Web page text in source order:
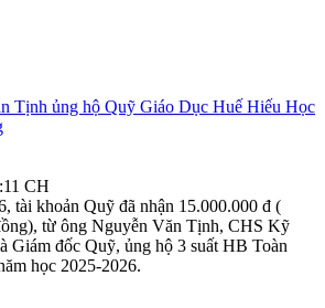
Tịnh ủng hộ Quỹ Giáo Dục Huế Hiếu Học
CH
tài khoản Quỹ đã nhận 15.000.000 đ (
từ ông Nguyễn Văn Tịnh, CHS Kỹ
Giám đốc Quỹ, ủng hộ 3 suất HB Toàn
học 2025-2026.